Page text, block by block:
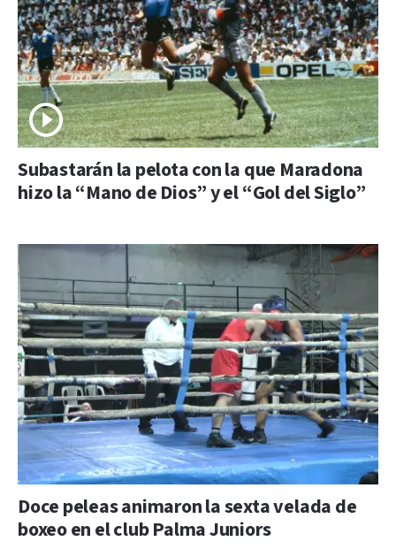
Subastarán la pelota con la que Maradona
hizo la “Mano de Dios” y el “Gol del Siglo”
Doce peleas animaron la sexta velada de
boxeo en el club Palma Juniors